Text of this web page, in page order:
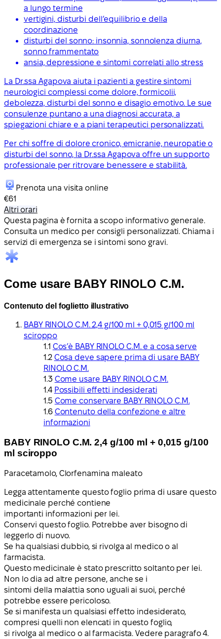
a lungo termine
vertigini, disturbi dell’equilibrio e della
coordinazione
disturbi del sonno: insonnia, sonnolenza diurna,
sonno frammentato
ansia, depressione e sintomi correlati allo stress
La Dr.ssa Agapova aiuta i pazienti a gestire sintomi
neurologici complessi come dolore, formicolii,
debolezza, disturbi del sonno e disagio emotivo. Le sue
consulenze puntano a una diagnosi accurata, a
spiegazioni chiare e a piani terapeutici personalizzati.
Per chi soffre di dolore cronico, emicranie, neuropatie o
disturbi del sonno, la Dr.ssa Agapova offre un supporto
professionale per ritrovare benessere e stabilità.
Prenota una visita online
€61
Altri orari
Questa pagina è fornita a scopo informativo generale.
Consulta un medico per consigli personalizzati. Chiama i
servizi di emergenza se i sintomi sono gravi.
Come usare BABY RINOLO C.M.
Contenuto del foglietto illustrativo
BABY RINOLO C.M. 2,4 g/100 ml + 0,015 g/100 ml
sciroppo
Cos’è BABY RINOLO C.M. e a cosa serve
Cosa deve sapere prima di usare BABY
RINOLO C.M.
Come usare BABY RINOLO C.M.
Possibili effetti indesiderati
Come conservare BABY RINOLO C.M.
Contenuto della confezione e altre
informazioni
BABY RINOLO C.M. 2,4 g/100 ml + 0,015 g/100
ml sciroppo
Paracetamolo, Clorfenamina maleato
Legga attentamente questo foglio prima di usare questo
medicinale perché contiene
importanti informazioni per lei.
Conservi questo foglio. Potrebbe aver bisogno di
leggerlo di nuovo.
Se ha qualsiasi dubbio, si rivolga al medico o al
farmacista.
Questo medicinale è stato prescritto soltanto per lei.
Non lo dia ad altre persone, anche se i
sintomi della malattia sono uguali ai suoi, perché
potrebbe essere pericoloso.
Se si manifesta un qualsiasi effetto indesiderato,
compresi quelli non elencati in questo foglio,
si rivolga al medico o al farmacista. Vedere paragrafo 4.